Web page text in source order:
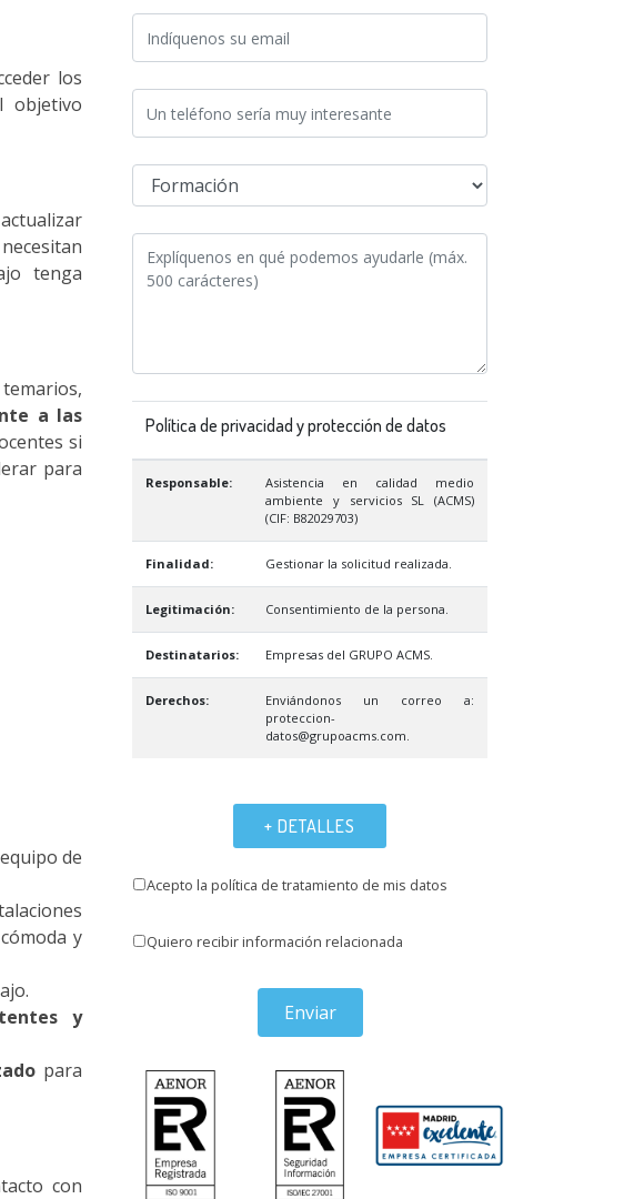
los
objetivo
tenga
a las
si
para
de
y
y
para
con
Política de privacidad y protección de datos
Responsable:
Asistencia en calidad medio
ambiente y servicios SL (ACMS)
(CIF: B82029703)
Finalidad: Gestionar la solicitud realizada.
Legitimación: Consentimiento de la persona.
Destinatarios: Empresas del GRUPO ACMS.
Derechos:
Enviándonos un correo a:
proteccion-
datos@grupoacms.com.
+ DETALLES
Acepto la política de tratamiento de mis datos
Quiero recibir información relacionada
Enviar